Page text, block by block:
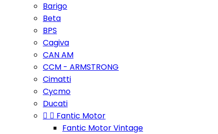
Barigo
Beta
BPS
Cagiva
CAN AM
CCM - ARMSTRONG
Cimatti
Cycmo
Ducati
  Fantic Motor
Fantic Motor Vintage